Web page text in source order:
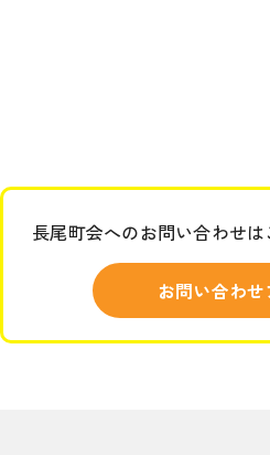
長尾町会へのお問い合わせ
お問い合わ